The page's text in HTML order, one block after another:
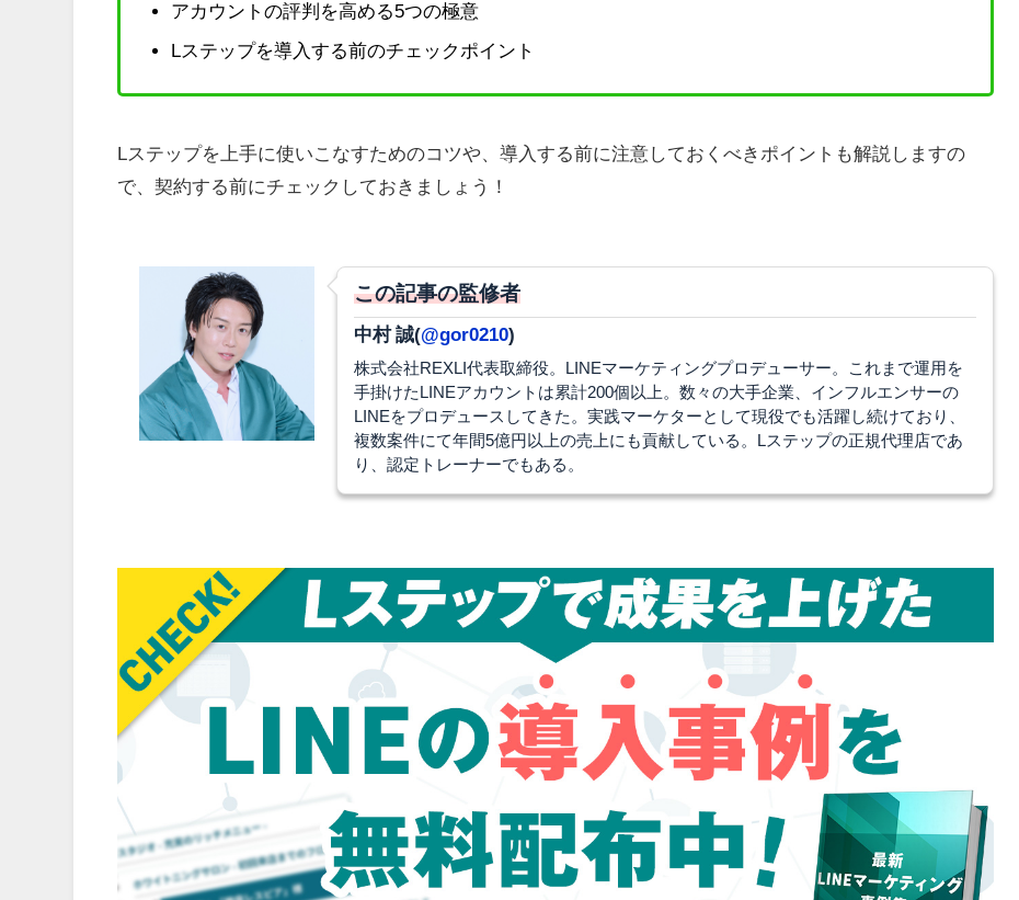
アカウントの評判を高める5つの極意
Lステップを導入する前のチェックポイント
Lステップを上手に使いこなすためのコツや、導入する前に注意しておくべきポイントも解説しますの
で、契約する前にチェックしておきましょう！
この記事の監修者
中村 誠(@gor0210)
株式会社REXLI代表取締役。LINEマーケティングプロデューサー。これまで運用を
手掛けたLINEアカウントは累計200個以上。数々の大手企業、インフルエンサーの
LINEをプロデュースしてきた。実践マーケターとして現役でも活躍し続けており、
複数案件にて年間5億円以上の売上にも貢献している。Lステップの正規代理店であ
り、認定トレーナーでもある。